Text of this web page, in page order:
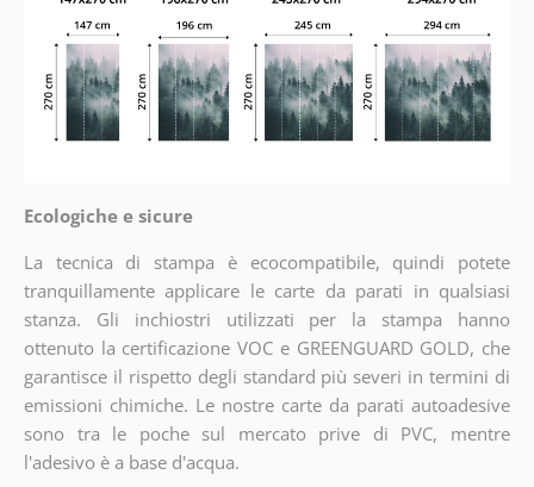
Ecologiche e sicure
La tecnica di stampa è ecocompatibile, quindi potete
tranquillamente applicare le carte da parati in qualsiasi
stanza. Gli inchiostri utilizzati per la stampa hanno
ottenuto la certificazione VOC e GREENGUARD GOLD, che
garantisce il rispetto degli standard più severi in termini di
emissioni chimiche. Le nostre carte da parati autoadesive
sono tra le poche sul mercato prive di PVC, mentre
l'adesivo è a base d'acqua.